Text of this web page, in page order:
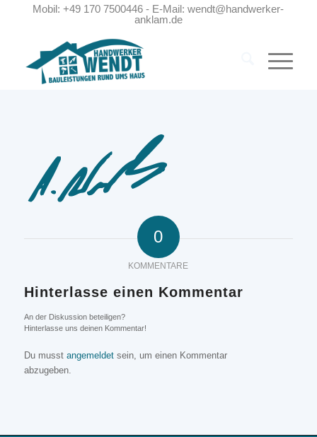
Mobil: +49 170 7500446 - E-Mail: wendt@handwerker-
anklam.de
0
KOMMENTARE
Hinterlasse einen Kommentar
An der Diskussion beteiligen?
Hinterlasse uns deinen Kommentar!
Du musst angemeldetsein, um einen Kommentar
abzugeben.